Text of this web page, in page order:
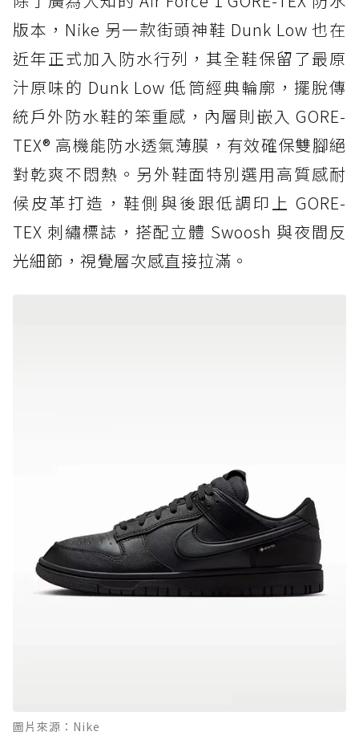
版本，Nike 另一款街頭神鞋 Dunk Low 也在
近年正式加入防水行列，其全鞋保留了最原
汁原味的 Dunk Low 低筒經典輪廓，擺脫傳
統戶外防水鞋的笨重感，內層則嵌入 GORE-
TEX® 高機能防水透氣薄膜，有效確保雙腳絕
對乾爽不悶熱。另外鞋面特別選用高質感耐
候皮革打造，鞋側與後跟低調印上 GORE-
TEX 刺繡標誌，搭配立體 Swoosh 與夜間反
光細節，視覺層次感直接拉滿。
圖片來源：Nike